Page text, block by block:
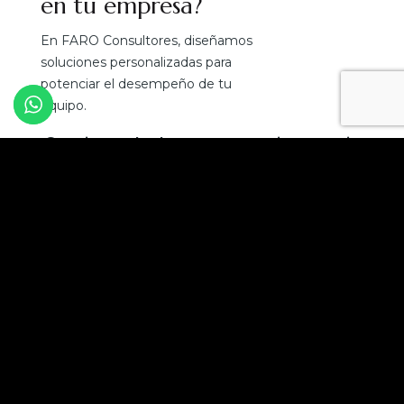
En FARO Consultores, diseñamos
soluciones personalizadas para
potenciar el desempeño de tu
equipo.
¡Convierte el talento en tu mejor ventaja